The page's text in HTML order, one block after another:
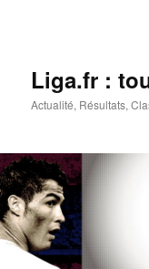
Liga.fr :
Actualité, Résultats,